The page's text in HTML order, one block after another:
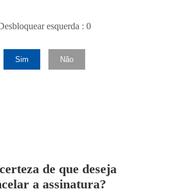
esquerda : 0
Sim Não
de que deseja
a assinatura?